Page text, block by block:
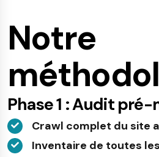
Notre
Phase 1 : Audit
Crawl complet du site
Inventaire de toutes